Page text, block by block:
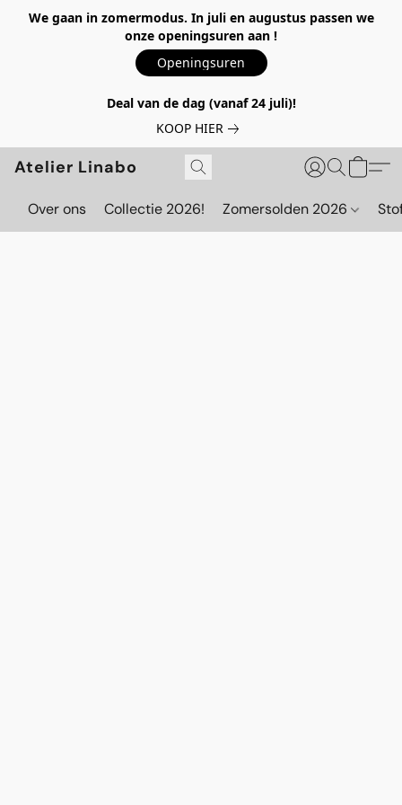
We gaan in zomermodus. In juli en augustus passen we
onze openingsuren aan !
Openingsuren
Deal van de dag (vanaf 24 juli)!
KOOP HIER
Atelier Linabo
Over ons Collectie 2026! Zomersolden 2026